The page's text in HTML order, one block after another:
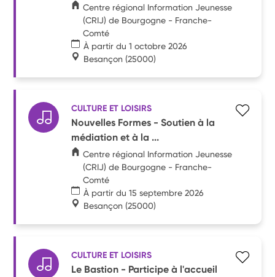
Centre régional Information Jeunesse
(CRIJ) de Bourgogne - Franche-
Comté
À partir du 1 octobre 2026
Besançon (25000)
CULTURE ET LOISIRS
Nouvelles Formes - Soutien à la
médiation et à la ...
Centre régional Information Jeunesse
(CRIJ) de Bourgogne - Franche-
Comté
À partir du 15 septembre 2026
Besançon (25000)
CULTURE ET LOISIRS
Le Bastion - Participe à l'accueil